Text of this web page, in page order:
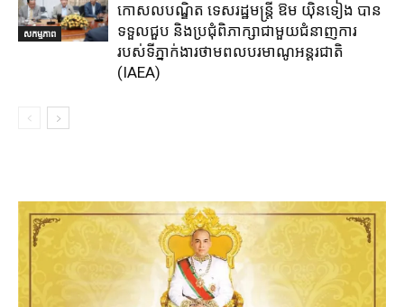
សកម្មភាព
កោសលបណ្ឌិត ទេសរដ្ឋមន្ត្រី ឱម យ៉ិនទៀង បាន
ទទួលជួប និងប្រជុំពិភាក្សាជាមួយជំនាញការ
របស់ទីភ្នាក់ងារថាមពលបរមាណូអន្តរជាតិ
(IAEA)